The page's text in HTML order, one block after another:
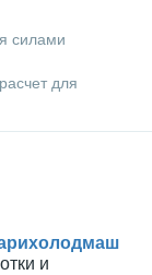
силами
для
и